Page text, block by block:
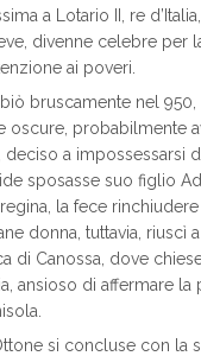
a Lotario II, re
divenne celebre per
ai poveri.
bruscamente nel
oscure, probabilmente
deciso a impossessarsi
sposasse suo figlio
la fece
donna, tuttavia, riuscì
di Canossa, dove
ansioso di affermare la
si concluse con la